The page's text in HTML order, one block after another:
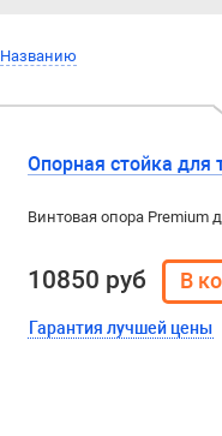
Названию
Опорная стойка для
Винтовая опора Premium
10850 руб
Гарантия лучшей цены